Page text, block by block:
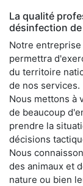
La qualité
désinfection
Notre
permettra
du territoire
de nos services.
Nous mettons à
de beaucoup
prendre la
décisions
Nous
des animaux et
nature ou bien